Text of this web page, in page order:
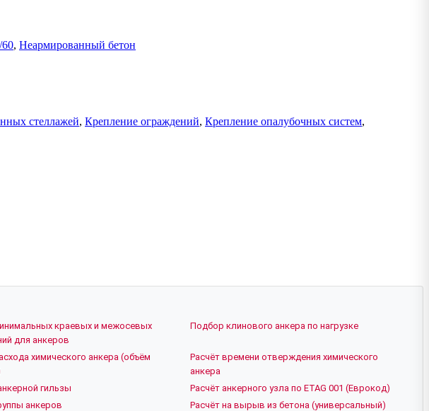
, Неармированный бетон
стеллажей, Крепление ограждений, Крепление опалубочных систем,
краевых и межосевых
для анкеров
Подбор клинового анкера по нагрузке
химического анкера (объём
Расчёт времени отверждения химического
анкера
гильзы
Расчёт анкерного узла по ETAG 001 (Еврокод)
анкеров Расчёт на вырыв из бетона (универсальный)